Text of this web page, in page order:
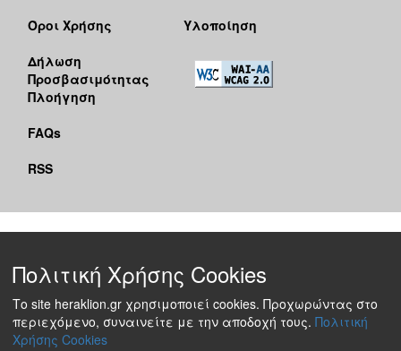
Όροι Χρήσης
Δήλωση
Προσβασιμότητας
Πλοήγηση
FAQs
RSS
Υλοποίηση
Πολιτική Χρήσης Cookies
Το site heraklion.gr χρησιμοποιεί cookies. Προχωρώντας στο
περιεχόμενο, συναινείτε με την αποδοχή τους. Πολιτική
Χρήσης Cookies